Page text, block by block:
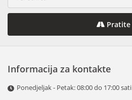
Pratite
Informacija za kontakte
Ponedjeljak - Petak: 08:00 do 17:00 sati